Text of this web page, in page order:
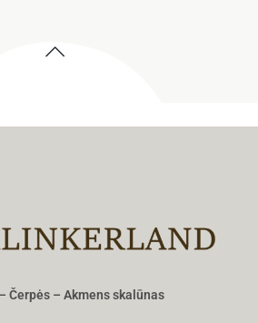
Čerpės – Akmens skalūnas